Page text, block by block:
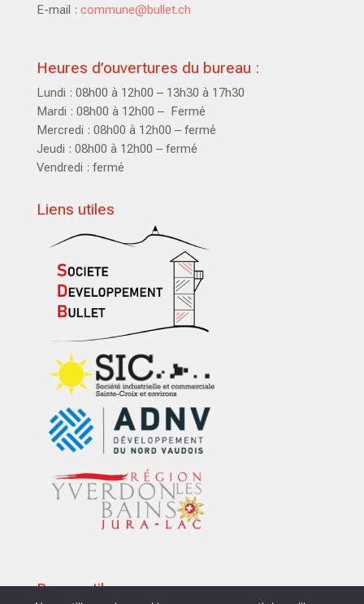
E-mail : commune@bullet.ch
Heures d’ouvertures du bureau :
Lundi : 08h00 à 12h00 – 13h30 à 17h30
Mardi : 08h00 à 12h00 – Fermé
Mercredi : 08h00 à 12h00 – fermé
Jeudi : 08h00 à 12h00 – fermé
Vendredi : fermé
Liens utiles
Pages utiles